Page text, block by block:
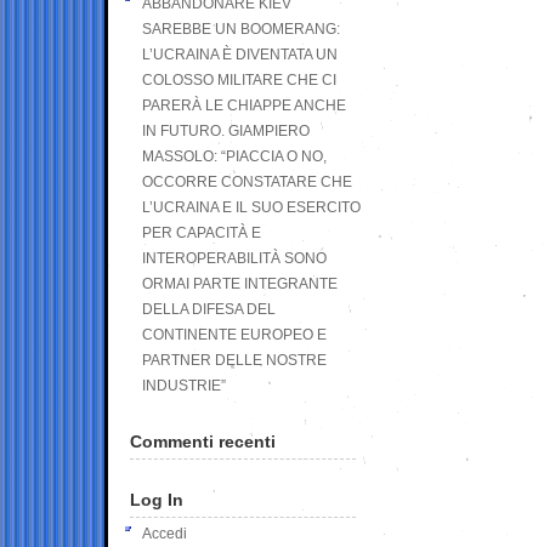
ABBANDONARE KIEV
SAREBBE UN BOOMERANG:
L’UCRAINA È DIVENTATA UN
COLOSSO MILITARE CHE CI
PARERÀ LE CHIAPPE ANCHE
IN FUTURO. GIAMPIERO
MASSOLO: “PIACCIA O NO,
OCCORRE CONSTATARE CHE
L’UCRAINA E IL SUO ESERCITO
PER CAPACITÀ E
INTEROPERABILITÀ SONO
ORMAI PARTE INTEGRANTE
DELLA DIFESA DEL
CONTINENTE EUROPEO E
PARTNER DELLE NOSTRE
INDUSTRIE”
Commenti recenti
Log In
Accedi